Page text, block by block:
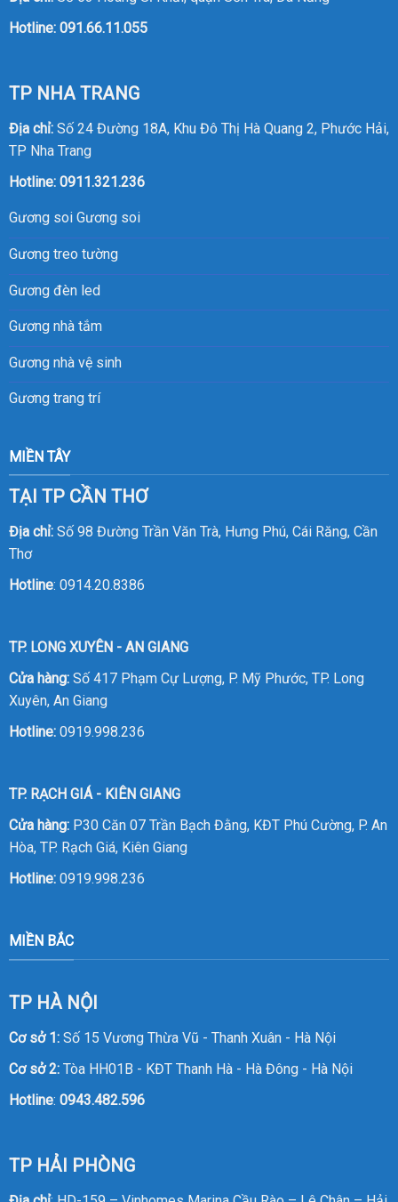
Hotline: 091.66.11.055
TP NHA TRANG
Địa chỉ:Số 24 Đường 18A, Khu Đô Thị Hà Quang 2, Phước Hải,
TP Nha Trang
Hotline: 0911.321.236
Gương soi Gương soi
Gương treo tường
Gương đèn led
Gương nhà tắm
Gương nhà vệ sinh
Gương trang trí
MIỀN TÂY
TẠI TP CẦN THƠ
Địa chỉ:Số 98 Đường Trần Văn Trà, Hưng Phú, Cái Răng, Cần
Thơ
Hotline: 0914.20.8386
TP. LONG XUYÊN - AN GIANG
Cửa hàng:Số 417 Phạm Cự Lượng, P. Mỹ Phước, TP. Long
Xuyên, An Giang
Hotline: 0919.998.236
TP. RẠCH GIÁ - KIÊN GIANG
Cửa hàng:P30 Căn 07 Trần Bạch Đằng, KĐT Phú Cường, P. An
Hòa, TP. Rạch Giá, Kiên Giang
Hotline: 0919.998.236
MIỀN BẮC
TP HÀ NỘI
Cơ sở 1:Số 15 Vương Thừa Vũ - Thanh Xuân - Hà Nội
Cơ sở 2:Tòa HH01B - KĐT Thanh Hà - Hà Đông - Hà Nội
Hotline: 0943.482.596
TP HẢI PHÒNG